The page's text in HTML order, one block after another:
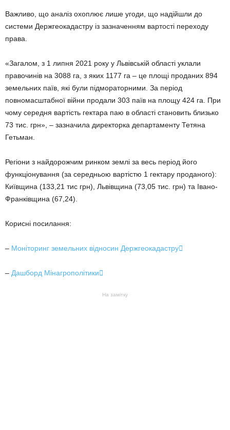
Важливо, що аналіз охоплює лише угоди, що надійшли до
системи Держгеокадастру із зазначенням вартості переходу
права.
«Загалом, з 1 липня 2021 року у Львівській області уклали
правочинів на 3088 га, з яких 1177 га – це площі проданих 894
земельних паїв, які були підмораторними. За період
повномасштабної війни продали 303 паїв на площу 424 га. При
чому середня вартість гектара паю в області становить близько
73 тис. грн», – зазначила директорка департаменту Тетяна
Гетьман.
Регіони з найдорожчим ринком землі за весь період його
функціонування (за середньою вартістю 1 гектару проданого):
Київщина (133,21 тис грн), Львівщина (73,05 тис. грн) та Івано-
Франківщина (67,24).
Корисні посилання:
– Моніторинг земельних відносин Держгеокадастру
– Дашборд Мінагрополітики
На замітку